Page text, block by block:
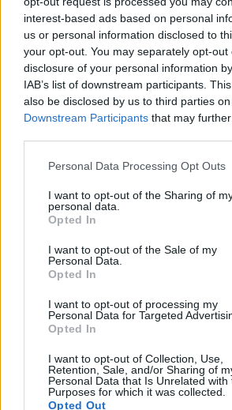
interest-based ads based on personal
us or personal information disclosed to
your opt-out. You may separately opt-
disclosure of your personal information
IAB’s list of downstream participants.
also be disclosed by us to third parties
Downstream Participants that may
Personal Data Processing Opt Outs
I want to opt-out of the Sharing of
personal data.
Opted In
I want to opt-out of the Sale of my
Personal Data.
Opted In
I want to opt-out of processing my
Personal Data for Targeted
Opted In
I want to opt-out of Collection, Use,
Retention, Sale, and/or Sharing of
Personal Data that Is Unrelated with
Purposes for which it was collected.
Opted Out
qualcuno con il valigione a
sono aperti per tutti.